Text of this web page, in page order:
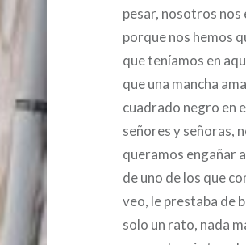
pesar, nosotros
porque nos hemos
que teníamos en
que una mancha
cuadrado negro en
señores y señoras,
queramos engañar
de uno de los que
veo, le prestaba de
solo un rato, nada